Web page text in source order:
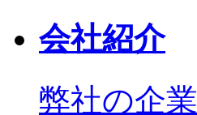
会社紹介
弊社の企